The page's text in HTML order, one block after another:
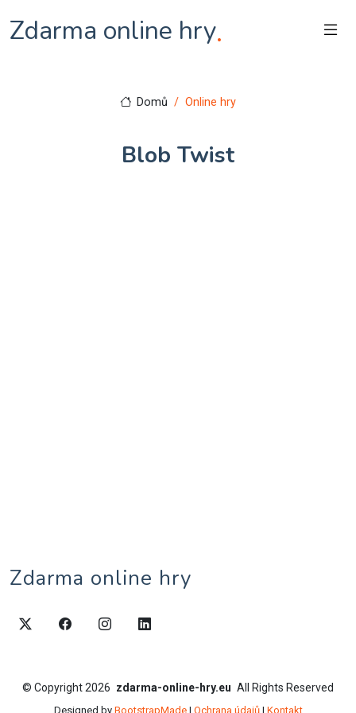
Zdarma online hry.
Domů Online hry
Blob Twist
Zdarma online hry
© Copyright2026 zdarma-online-hry.eu All Rights Reserved
Designed by BootstrapMade| Ochrana údajů| Kontakt